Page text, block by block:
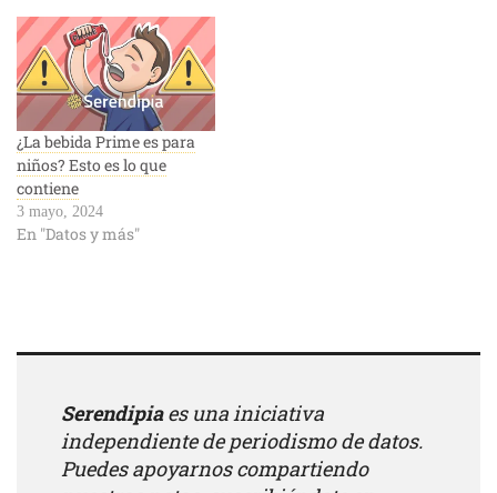
¿La bebida Prime es para
niños? Esto es lo que
contiene
3 mayo, 2024
En "Datos y más"
Serendipiaes una iniciativa
independiente de periodismo de datos.
Puedes apoyarnos compartiendo